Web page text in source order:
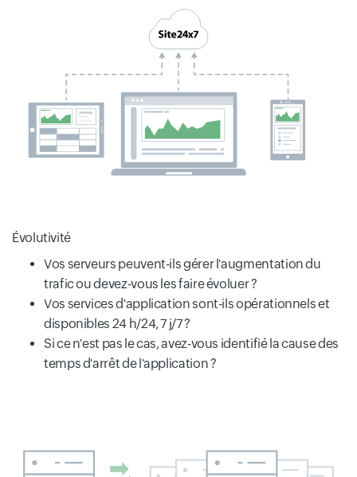
Évolutivité
Vos serveurs peuvent-ils gérer l'augmentation du
trafic ou devez-vous les faire évoluer ?
Vos services d'application sont-ils opérationnels et
disponibles 24 h/24, 7 j/7 ?
Si ce n'est pas le cas, avez-vous identifié la cause des
temps d'arrêt de l'application ?